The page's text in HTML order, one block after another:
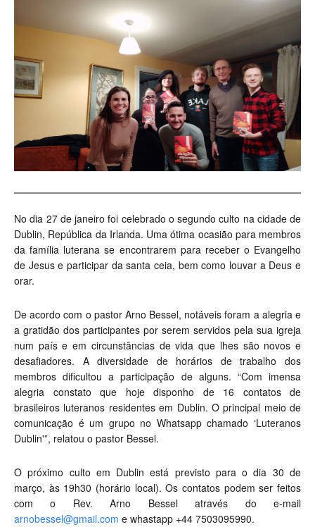
No dia 27 de janeiro foi celebrado o segundo culto na cidade de
Dublin, República da Irlanda. Uma ótima ocasião para membros
da família luterana se encontrarem para receber o Evangelho
de Jesus e participar da santa ceia, bem como louvar a Deus e
orar.
De acordo com o pastor Arno Bessel, notáveis foram a alegria e
a gratidão dos participantes por serem servidos pela sua igreja
num país e em circunstâncias de vida que lhes são novos e
desafiadores. A diversidade de horários de trabalho dos
membros dificultou a participação de alguns. “Com imensa
alegria constato que hoje disponho de 16 contatos de
brasileiros luteranos residentes em Dublin. O principal meio de
comunicação é um grupo no Whatsapp chamado ‘Luteranos
Dublin'”, relatou o pastor Bessel.
O próximo culto em Dublin está previsto para o dia 30 de
março, às 19h30 (horário local). Os contatos podem ser feitos
com o Rev. Arno Bessel através do e-mail
arnobessel@gmail.com e whastapp +44 7503095990.